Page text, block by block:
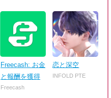
Freecash: お金
と報酬を獲得
Freecash
恋と深空
INFOLD PTE